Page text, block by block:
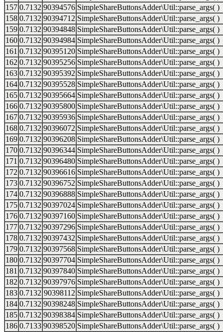
157 0.7132 90394576 SimpleShareButtonsAdder\Util::parse_args( )
158 0.7132 90394712 SimpleShareButtonsAdder\Util::parse_args( )
159 0.7132 90394848 SimpleShareButtonsAdder\Util::parse_args( )
160 0.7132 90394984 SimpleShareButtonsAdder\Util::parse_args( )
161 0.7132 90395120 SimpleShareButtonsAdder\Util::parse_args( )
162 0.7132 90395256 SimpleShareButtonsAdder\Util::parse_args( )
163 0.7132 90395392 SimpleShareButtonsAdder\Util::parse_args( )
164 0.7132 90395528 SimpleShareButtonsAdder\Util::parse_args( )
165 0.7132 90395664 SimpleShareButtonsAdder\Util::parse_args( )
166 0.7132 90395800 SimpleShareButtonsAdder\Util::parse_args( )
167 0.7132 90395936 SimpleShareButtonsAdder\Util::parse_args( )
168 0.7132 90396072 SimpleShareButtonsAdder\Util::parse_args( )
169 0.7132 90396208 SimpleShareButtonsAdder\Util::parse_args( )
170 0.7132 90396344 SimpleShareButtonsAdder\Util::parse_args( )
171 0.7132 90396480 SimpleShareButtonsAdder\Util::parse_args( )
172 0.7132 90396616 SimpleShareButtonsAdder\Util::parse_args( )
173 0.7132 90396752 SimpleShareButtonsAdder\Util::parse_args( )
174 0.7132 90396888 SimpleShareButtonsAdder\Util::parse_args( )
175 0.7132 90397024 SimpleShareButtonsAdder\Util::parse_args( )
176 0.7132 90397160 SimpleShareButtonsAdder\Util::parse_args( )
177 0.7132 90397296 SimpleShareButtonsAdder\Util::parse_args( )
178 0.7132 90397432 SimpleShareButtonsAdder\Util::parse_args( )
179 0.7132 90397568 SimpleShareButtonsAdder\Util::parse_args( )
180 0.7132 90397704 SimpleShareButtonsAdder\Util::parse_args( )
181 0.7132 90397840 SimpleShareButtonsAdder\Util::parse_args( )
182 0.7132 90397976 SimpleShareButtonsAdder\Util::parse_args( )
183 0.7132 90398112 SimpleShareButtonsAdder\Util::parse_args( )
184 0.7132 90398248 SimpleShareButtonsAdder\Util::parse_args( )
185 0.7132 90398384 SimpleShareButtonsAdder\Util::parse_args( )
186 0.7133 90398520 SimpleShareButtonsAdder\Util::parse_args( )